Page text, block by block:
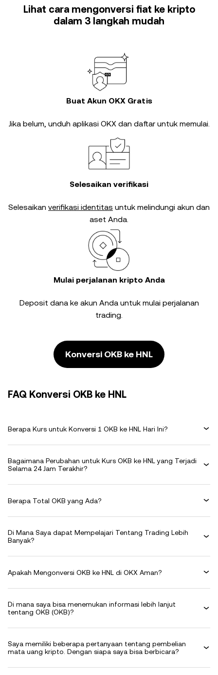
Lihat cara mengonversi fiat ke kripto
dalam 3 langkah mudah
Buat Akun OKX Gratis
Jika belum, unduh aplikasi OKX dan daftar untuk memulai.
Selesaikan verifikasi
Selesaikan verifikasi identitas untuk melindungi akun dan
aset Anda.
Mulai perjalanan kripto Anda
Deposit dana ke akun Anda untuk mulai perjalanan
trading.
Konversi OKB ke HNL
FAQ Konversi OKB ke HNL
Berapa Kurs untuk Konversi 1 OKB ke HNL Hari Ini?
Bagaimana Perubahan untuk Kurs OKB ke HNL yang Terjadi
Selama 24 Jam Terakhir?
Berapa Total OKB yang Ada?
Di Mana Saya dapat Mempelajari Tentang Trading Lebih
Banyak?
Apakah Mengonversi OKB ke HNL di OKX Aman?
Di mana saya bisa menemukan informasi lebih lanjut
tentang OKB (OKB)?
Saya memiliki beberapa pertanyaan tentang pembelian
mata uang kripto. Dengan siapa saya bisa berbicara?